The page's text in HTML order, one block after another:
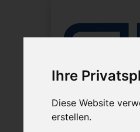
Ihre
Diese Website
erstellen.